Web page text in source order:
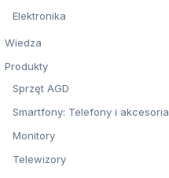
Elektronika
Wiedza
Produkty
Sprzęt AGD
Smartfony: Telefony i akcesoria
Monitory
Telewizory